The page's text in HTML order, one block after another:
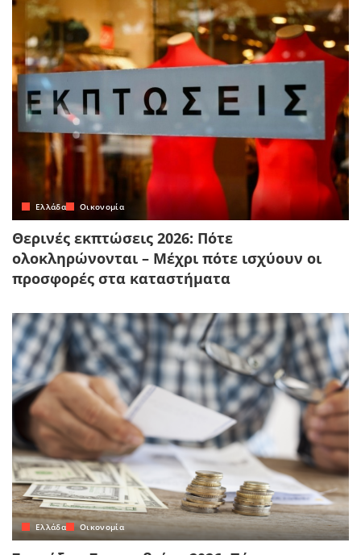
Ελλάδα Οικονομία
Θερινές εκπτώσεις 2026: Πότε
ολοκληρώνονται – Μέχρι πότε ισχύουν οι
προσφορές στα καταστήματα
Ελλάδα Οικονομία